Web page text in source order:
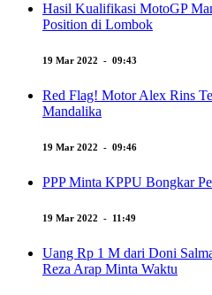
Hasil Kualifikasi MotoGP
Position di Lombok
19 Mar 2022 - 09:43
Red Flag! Motor Alex Rins
Mandalika
19 Mar 2022 - 09:46
PPP Minta KPPU Bongkar
19 Mar 2022 - 11:49
Uang Rp 1 M dari Doni
Reza Arap Minta Waktu